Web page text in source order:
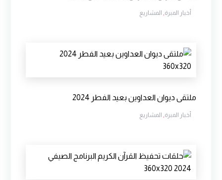
أخبار المبرة, المشاريع
ملتقى ديوان العداوين بعيد الفطر 2024
أخبار المبرة, المشاريع